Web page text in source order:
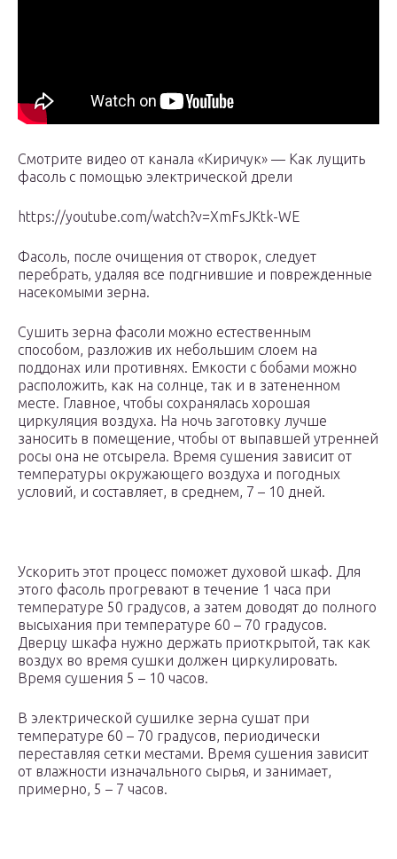
Смотрите видео от канала «Киричук» — Как лущить
фасоль с помощью электрической дрели
https://youtube.com/watch?v=XmFsJKtk-WE
Фасоль, после очищения от створок, следует
перебрать, удаляя все подгнившие и поврежденные
насекомыми зерна.
Сушить зерна фасоли можно естественным
способом, разложив их небольшим слоем на
поддонах или противнях. Емкости с бобами можно
расположить, как на солнце, так и в затененном
месте. Главное, чтобы сохранялась хорошая
циркуляция воздуха. На ночь заготовку лучше
заносить в помещение, чтобы от выпавшей утренней
росы она не отсырела. Время сушения зависит от
температуры окружающего воздуха и погодных
условий, и составляет, в среднем, 7 – 10 дней.
Ускорить этот процесс поможет духовой шкаф. Для
этого фасоль прогревают в течение 1 часа при
температуре 50 градусов, а затем доводят до полного
высыхания при температуре 60 – 70 градусов.
Дверцу шкафа нужно держать приоткрытой, так как
воздух во время сушки должен циркулировать.
Время сушения 5 – 10 часов.
В электрической сушилке зерна сушат при
температуре 60 – 70 градусов, периодически
переставляя сетки местами. Время сушения зависит
от влажности изначального сырья, и занимает,
примерно, 5 – 7 часов.